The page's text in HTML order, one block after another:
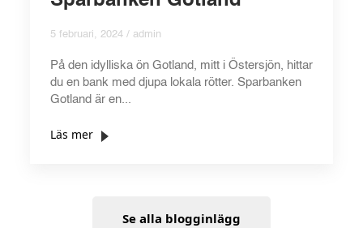
5 februari, 2024 / admin
På den idylliska ön Gotland, mitt i Östersjön, hittar
du en bank med djupa lokala rötter. Sparbanken
Gotland är en...
Läs mer
Se alla blogginlägg